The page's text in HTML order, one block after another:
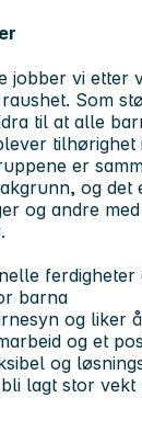
jobber vi etter
. Som
til at alle
tilhørighet
er
og det
og andre
barna
og liker
og et
og
lagt stor vekt